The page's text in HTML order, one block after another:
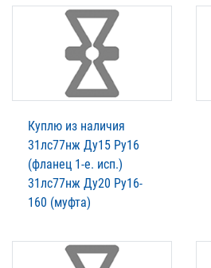
Куплю из наличия
31лс77нж Ду15 Ру16
(фланец 1-е. исп.)
31лс77нж Ду20 Ру16-
160 (муфта)